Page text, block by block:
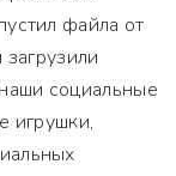
файла от
социальные
игрушки,